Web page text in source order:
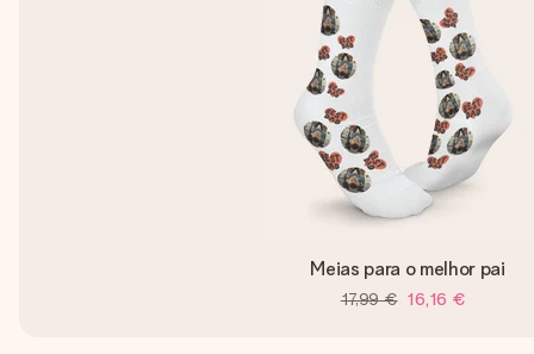
Meias para o melhor pai
17,99 € 16,16 €